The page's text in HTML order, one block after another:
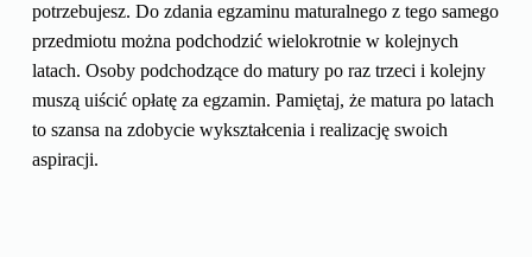
potrzebujesz. Do zdania egzaminu maturalnego z tego samego
przedmiotu można podchodzić wielokrotnie w kolejnych
latach. Osoby podchodzące do matury po raz trzeci i kolejny
muszą uiścić opłatę za egzamin. Pamiętaj, że matura po latach
to szansa na zdobycie wykształcenia i realizację swoich
aspiracji.